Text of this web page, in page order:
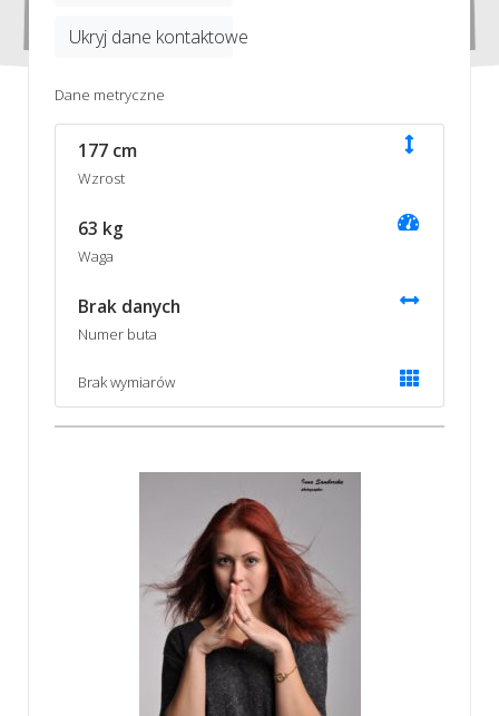
Ukryj dane kontaktowe
Dane metryczne
177 cm
Wzrost
63 kg
Waga
Brak danych
Numer buta
Brak wymiarów